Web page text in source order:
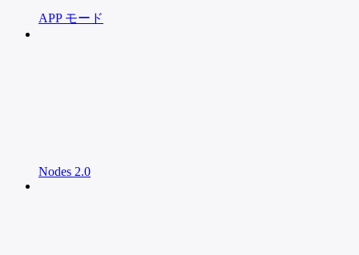
APP モード
Nodes 2.0